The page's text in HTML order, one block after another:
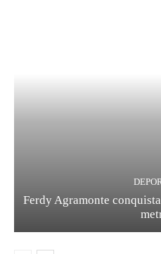
Ferdy Agramonte